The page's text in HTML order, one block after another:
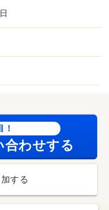
！
合わせする
する